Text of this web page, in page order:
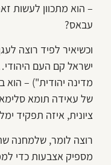
– הוא מתכוון לעשות
עבאס?
וכשיאיר לפיד רוצה
ישראל קם העם
מדינה יהודית") –
של עאידה תומא
ציונית, איזה תפקיד
רוצה לומר, שלמחנה
מספיק אצבעות כדי